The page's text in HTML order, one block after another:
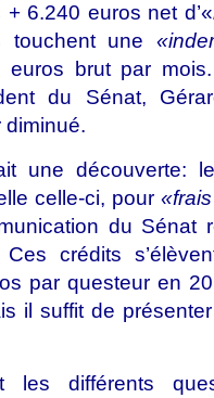
6.240 euros net d’«
touchent une
brut par
du Sénat,
diminué.
une découverte:
celle-ci, pour
du Sénat
crédits
par questeur en
il suffit de
les différents